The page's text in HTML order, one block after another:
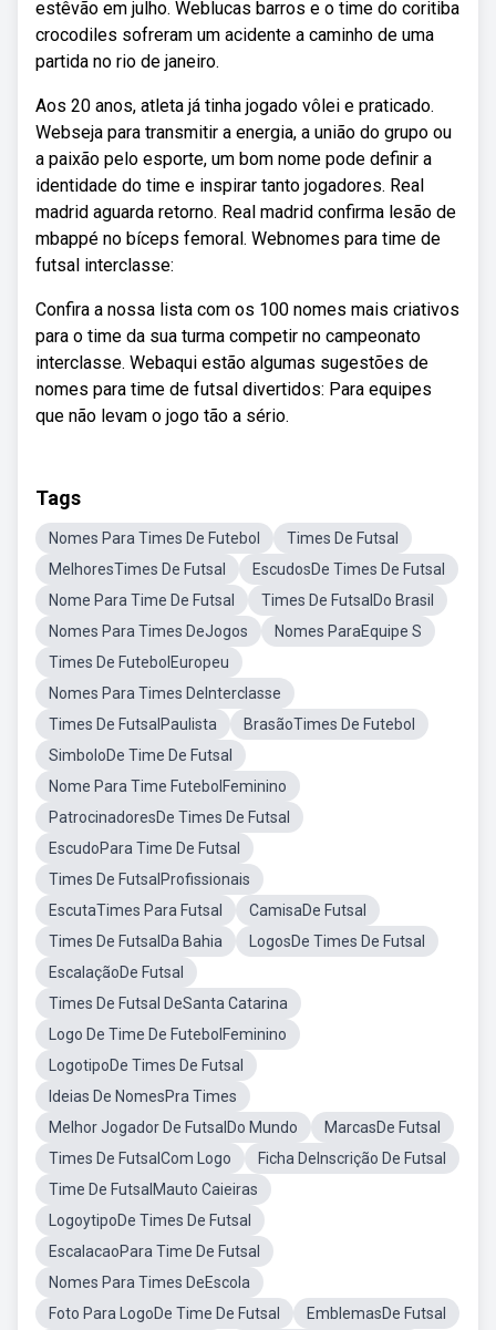
estêvão em julho. Weblucas barros e o time do coritiba
crocodiles sofreram um acidente a caminho de uma
partida no rio de janeiro.
Aos 20 anos, atleta já tinha jogado vôlei e praticado.
Webseja para transmitir a energia, a união do grupo ou
a paixão pelo esporte, um bom nome pode definir a
identidade do time e inspirar tanto jogadores. Real
madrid aguarda retorno. Real madrid confirma lesão de
mbappé no bíceps femoral. Webnomes para time de
futsal interclasse:
Confira a nossa lista com os 100 nomes mais criativos
para o time da sua turma competir no campeonato
interclasse. Webaqui estão algumas sugestões de
nomes para time de futsal divertidos: Para equipes
que não levam o jogo tão a sério.
Tags
Nomes Para Times De Futebol
Times De Futsal
MelhoresTimes De Futsal
EscudosDe Times De Futsal
Nome Para Time De Futsal
Times De FutsalDo Brasil
Nomes Para Times DeJogos
Nomes ParaEquipe S
Times De FutebolEuropeu
Nomes Para Times DeInterclasse
Times De FutsalPaulista
BrasãoTimes De Futebol
SimboloDe Time De Futsal
Nome Para Time FutebolFeminino
PatrocinadoresDe Times De Futsal
EscudoPara Time De Futsal
Times De FutsalProfissionais
EscutaTimes Para Futsal
CamisaDe Futsal
Times De FutsalDa Bahia
LogosDe Times De Futsal
EscalaçãoDe Futsal
Times De Futsal DeSanta Catarina
Logo De Time De FutebolFeminino
LogotipoDe Times De Futsal
Ideias De NomesPra Times
Melhor Jogador De FutsalDo Mundo
MarcasDe Futsal
Times De FutsalCom Logo
Ficha DeInscrição De Futsal
Time De FutsalMauto Caieiras
LogoytipoDe Times De Futsal
EscalacaoPara Time De Futsal
Nomes Para Times DeEscola
Foto Para LogoDe Time De Futsal
EmblemasDe Futsal